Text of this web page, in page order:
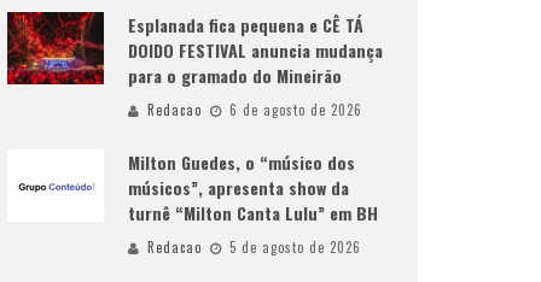
Esplanada fica pequena e CÊ TÁ
DOIDO FESTIVAL anuncia mudança
para o gramado do Mineirão
Redacao 6 de agosto de 2026
Milton Guedes, o “músico dos
músicos”, apresenta show da
turnê “Milton Canta Lulu” em BH
Redacao 5 de agosto de 2026